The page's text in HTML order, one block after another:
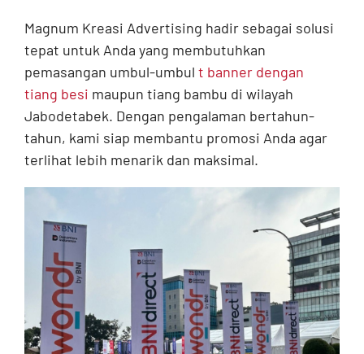
Magnum Kreasi Advertising hadir sebagai solusi
tepat untuk Anda yang membutuhkan
pemasangan umbul-umbul t banner dengan
tiang besi maupun tiang bambu di wilayah
Jabodetabek. Dengan pengalaman bertahun-
tahun, kami siap membantu promosi Anda agar
terlihat lebih menarik dan maksimal.